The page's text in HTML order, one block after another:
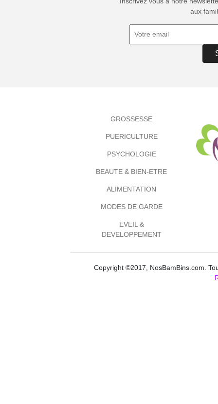
aux
GROSSESSE
PUERICULTURE
PSYCHOLOGIE
BEAUTE & BIEN-ETRE
ALIMENTATION
MODES DE GARDE
EVEIL &
DEVELOPPEMENT
Copyright ©2017, NosBamBins.com.